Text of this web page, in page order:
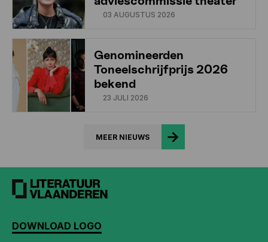
03 AUGUSTUS 2026
Genomineerden
Toneelschrijfprijs 2026
bekend
23 JULI 2026
MEER NIEUWS
DOWNLOAD LOGO